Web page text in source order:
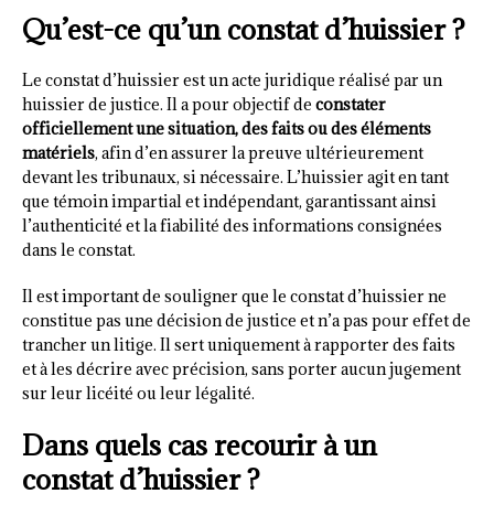
Qu’est-ce qu’un constat d’huissier ?
Le constat d’huissier est un acte juridique réalisé par un
huissier de justice. Il a pour objectif de constater
officiellement une situation, des faits ou des éléments
matériels, afin d’en assurer la preuve ultérieurement
devant les tribunaux, si nécessaire. L’huissier agit en tant
que témoin impartial et indépendant, garantissant ainsi
l’authenticité et la fiabilité des informations consignées
dans le constat.
Il est important de souligner que le constat d’huissier ne
constitue pas une décision de justice et n’a pas pour effet de
trancher un litige. Il sert uniquement à rapporter des faits
et à les décrire avec précision, sans porter aucun jugement
sur leur licéité ou leur légalité.
Dans quels cas recourir à un
constat d’huissier ?